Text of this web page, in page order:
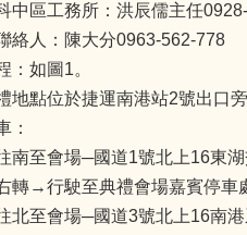
中區工務所：洪辰儒主任
絡人：陳大分0963-562-778
：如圖1。
地點位於捷運南港站2號出口
：
往南至會場─國道1號北上16
轉→行駛至典禮會場嘉賓停車
往北至會場─國道3號北上16